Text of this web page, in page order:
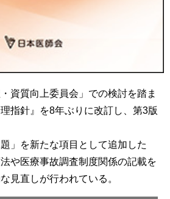
資質向上委員会」での検討を踏ま
指針』を8年ぶりに改訂し、第3版
」を新たな項目として追加した
や医療事故調査制度関係の記載を
見直しが行われている。